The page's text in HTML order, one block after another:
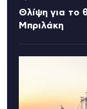
Θλίψη για το
Μπριλάκη